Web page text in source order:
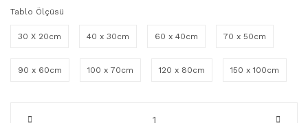
Tablo Ölçüsü
30 X 20cm 40 x 30cm 60 x 40cm 70 x 50cm
90 x 60cm 100 x 70cm 120 x 80cm 150 x 100cm